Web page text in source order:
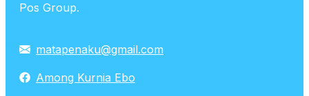
Pos Group.
matapenaku@gmail.com
Among Kurnia Ebo